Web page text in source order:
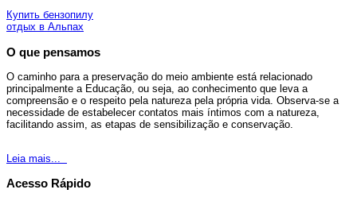
Купить бензопилу
отдых в Альпах
O que pensamos
O caminho para a preservação do meio ambiente está relacionado
principalmente a Educação, ou seja, ao conhecimento que leva a
compreensão e o respeito pela natureza pela própria vida. Observa-se a
necessidade de estabelecer contatos mais íntimos com a natureza,
facilitando assim, as etapas de sensibilização e conservação.
Leia mais...
Acesso Rápido